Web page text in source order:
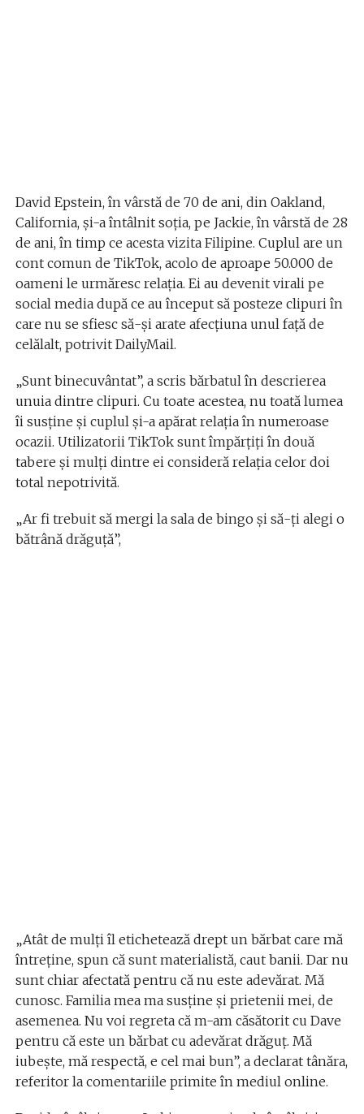
David Epstein, în vârstă de 70 de ani, din Oakland,
California, și-a întâlnit soția, pe Jackie, în vârstă de 28
de ani, în timp ce acesta vizita Filipine. Cuplul are un
cont comun de TikTok, acolo de aproape 50.000 de
oameni le urmăresc relația. Ei au devenit virali pe
social media după ce au început să posteze clipuri în
care nu se sfiesc să-și arate afecțiuna unul față de
celălalt, potrivit DailyMail.
„Sunt binecuvântat”, a scris bărbatul în descrierea
unuia dintre clipuri. Cu toate acestea, nu toată lumea
îi susține și cuplul și-a apărat relația în numeroase
ocazii. Utilizatorii TikTok sunt împărțiți în două
tabere și mulți dintre ei consideră relația celor doi
total nepotrivită.
„Ar fi trebuit să mergi la sala de bingo și să-ți alegi o
bătrână drăguță”,
„Atât de mulți îl etichetează drept un bărbat care mă
întreține, spun că sunt materialistă, caut banii. Dar nu
sunt chiar afectată pentru că nu este adevărat. Mă
cunosc. Familia mea ma susține și prietenii mei, de
asemenea. Nu voi regreta că m-am căsătorit cu Dave
pentru că este un bărbat cu adevărat drăguț. Mă
iubește, mă respectă, e cel mai bun”, a declarat tânăra,
referitor la comentariile primite în mediul online.